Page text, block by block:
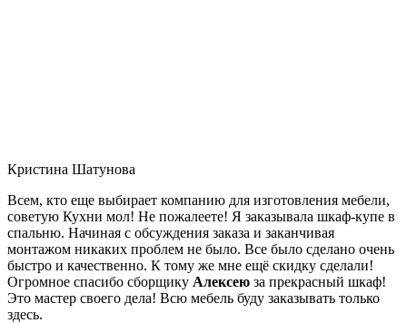
Кристина Шатунова
Всем, кто еще выбирает компанию для изготовления мебели,
советую Кухни мол! Не пожалеете! Я заказывала шкаф-купе в
спальню. Начиная с обсуждения заказа и заканчивая
монтажом никаких проблем не было. Все было сделано очень
быстро и качественно. К тому же мне ещё скидку сделали!
Огромное спасибо сборщику Алексею за прекрасный шкаф!
Это мастер своего дела! Всю мебель буду заказывать только
здесь.